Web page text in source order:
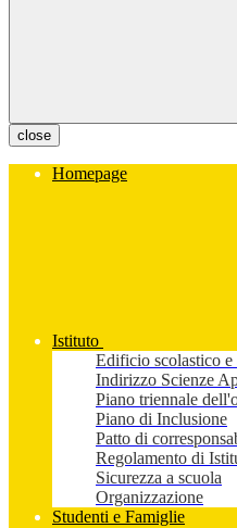
close
Homepage
Istituto
Edificio scolastico e
Indirizzo Scienze
Piano triennale
Piano di Inclusione
Patto di
Regolamento di
Sicurezza a scuola
Organizzazione
Studenti e Famiglie